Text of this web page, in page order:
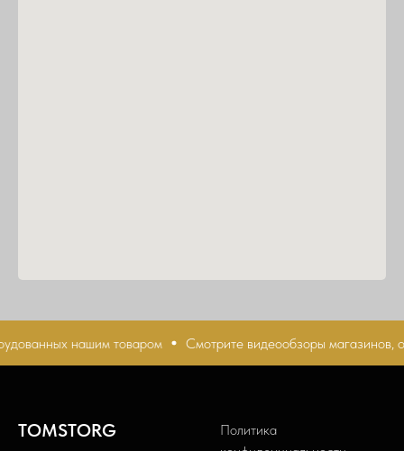
нашим товаром Смотрите видеообзоры магазинов,
TOMSTORG
Политика